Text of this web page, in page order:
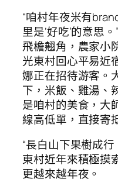
“咱村年夜米有
里是‘好吃’的意思
飛檐翹角，農家小
光東村回心平易近
娜正在招待游客。
下，米飯、雞湯、
是咱村的美食，大
線高低單，直接寄
“長白山下果樹成
東村近年來積極摸
更越來越年夜。